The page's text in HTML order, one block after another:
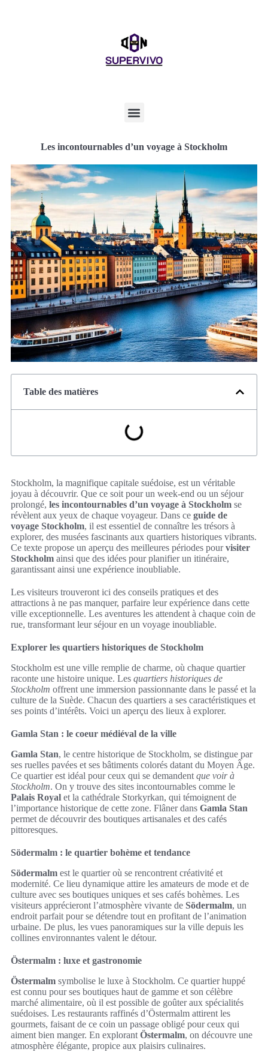
Les incontournables d’un voyage à Stockholm
Table des matières
Stockholm, la magnifique capitale suédoise, est un véritable
joyau à découvrir. Que ce soit pour un week-end ou un séjour
prolongé, les incontournables d’un voyage à Stockholm se
révèlent aux yeux de chaque voyageur. Dans ce guide de
voyage Stockholm, il est essentiel de connaître les trésors à
explorer, des musées fascinants aux quartiers historiques vibrants.
Ce texte propose un aperçu des meilleures périodes pourvisiter
Stockholm ainsi que des idées pour planifier un itinéraire,
garantissant ainsi une expérience inoubliable.
Les visiteurs trouveront ici des conseils pratiques et des
attractions à ne pas manquer, parfaire leur expérience dans cette
ville exceptionnelle. Les aventures les attendent à chaque coin de
rue, transformant leur séjour en un voyage inoubliable.
Explorer les quartiers historiques de Stockholm
Stockholm est une ville remplie de charme, où chaque quartier
raconte une histoire unique. Les quartiers historiques de
Stockholm offrent une immersion passionnante dans le passé et la
culture de la Suède. Chacun des quartiers a ses caractéristiques et
ses points d’intérêts. Voici un aperçu des lieux à explorer.
Gamla Stan : le coeur médiéval de la ville
Gamla Stan, le centre historique de Stockholm, se distingue par
ses ruelles pavées et ses bâtiments colorés datant du Moyen Âge.
Ce quartier est idéal pour ceux qui se demandent que voir à
Stockholm. On y trouve des sites incontournables comme le
Palais Royal et la cathédrale Storkyrkan, qui témoignent de
l’importance historique de cette zone. Flâner dans Gamla Stan
permet de découvrir des boutiques artisanales et des cafés
pittoresques.
Södermalm : le quartier bohème et tendance
Södermalm est le quartier où se rencontrent créativité et
modernité. Ce lieu dynamique attire les amateurs de mode et de
culture avec ses boutiques uniques et ses cafés bohèmes. Les
visiteurs apprécieront l’atmosphère vivante de Södermalm, un
endroit parfait pour se détendre tout en profitant de l’animation
urbaine. De plus, les vues panoramiques sur la ville depuis les
collines environnantes valent le détour.
Östermalm : luxe et gastronomie
Östermalm symbolise le luxe à Stockholm. Ce quartier huppé
est connu pour ses boutiques haut de gamme et son célèbre
marché alimentaire, où il est possible de goûter aux spécialités
suédoises. Les restaurants raffinés d’Östermalm attirent les
gourmets, faisant de ce coin un passage obligé pour ceux qui
aiment bien manger. En explorant Östermalm, on découvre une
atmosphère élégante, propice aux plaisirs culinaires.